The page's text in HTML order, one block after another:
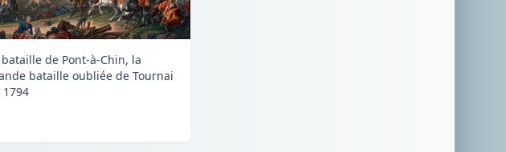
bataille de Pont-à-Chin, la
bataille oubliée de Tournai
1794